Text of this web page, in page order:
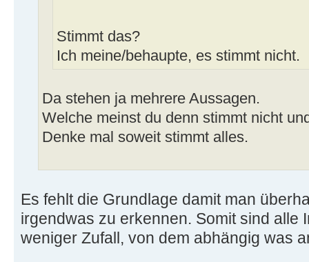
Stimmt das?
Ich meine/behaupte, es stimmt nicht.
Da stehen ja mehrere Aussagen.
Welche meinst du denn stimmt nicht
Denke mal soweit stimmt alles.
Es fehlt die Grundlage damit man
irgendwas zu erkennen. Somit sind alle
weniger Zufall, von dem abhängig was